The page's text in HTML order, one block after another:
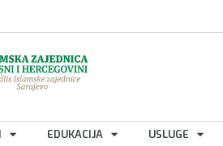
EDUKACIJA USLUGE